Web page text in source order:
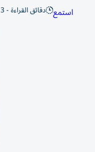
استمع دقائق القراءة - 3